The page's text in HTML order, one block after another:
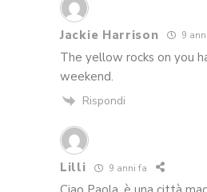
Jackie Harrison 9
The yellow rocks on you
weekend.
Rispondi
Lilli 9 anni fa